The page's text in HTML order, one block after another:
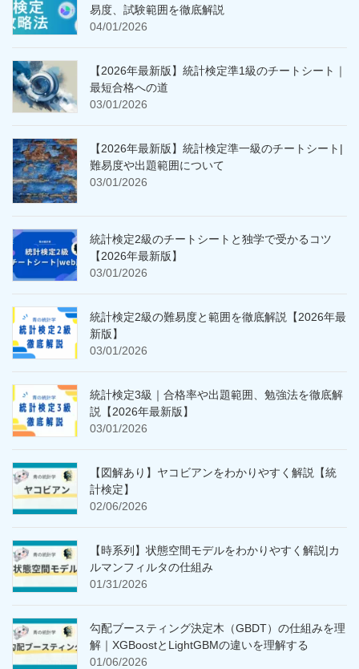
易度、試験範囲を徹底解説
04/01/2026
【2026年最新版】統計検定準1級のチートシート｜
最短合格への道
03/01/2026
【2026年最新版】統計検定準一級のチートシート|
難易度や出題範囲について
03/01/2026
統計検定2級のチートシートと独学で受かるコツ
【2026年最新版】
03/01/2026
統計検定2級の難易度と範囲を徹底解説【2026年最
新版】
03/01/2026
統計検定3級｜合格率や出題範囲、勉強法を徹底解
説【2026年最新版】
03/01/2026
【図解あり】ヤコビアンをわかりやすく解説【統
計検定】
02/06/2026
【時系列】状態空間モデルをわかりやすく解説|カ
ルマンフィルタの仕組み
01/31/2026
勾配ブースティング決定木（GBDT）の仕組みを理
解｜XGBoostとLightGBMの違いを理解する
01/06/2026